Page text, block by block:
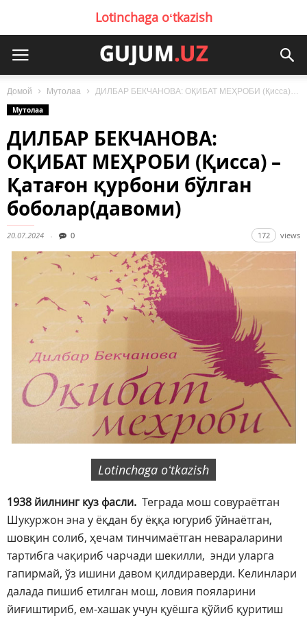
Lotinchaga oʻtkazish
Домой Мутолаа
ДИЛБАР БЕКЧАНОВА: ОҚИБАТ МЕҲРОБИ (Қисса) – Қатағон қурбони бўлган боболар(давоми)
Мутолаа
ДИЛБАР БЕКЧАНОВА:
ОҚИБАТ МЕҲРОБИ (Қисса) –
Қатағон қурбони бўлган
боболар(давоми)
20.07.2024 0 172 views
Lotinchaga oʻtkazish
1938 йилнинг куз фасли. Теграда мош совураётган
Шукуржон эна у ёқдан бу ёққа югуриб ўйнаётган,
шовқин солиб, ҳечам тинчимаётган невараларини
тартибга чақириб чарчади шекилли, энди уларга
гапирмай, ўз ишини давом қилдираверди. Келинлари
далада пишиб етилган мош, ловия пояларини
йиғиштириб, ем-хашак учун қуёшга қўйиб қуритиш